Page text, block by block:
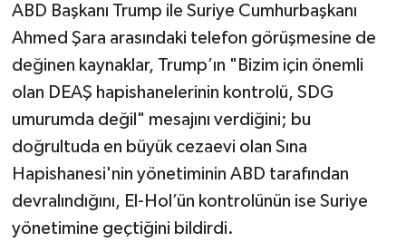
ABD Başkanı Trump ile Suriye Cumhurbaşkanı
Ahmed Şara arasındaki telefon görüşmesine de
değinen kaynaklar, Trump’ın "Bizim için önemli
olan DEAŞ hapishanelerinin kontrolü, SDG
umurumda değil" mesajını verdiğini; bu
doğrultuda en büyük cezaevi olan Sına
Hapishanesi'nin yönetiminin ABD tarafından
devralındığını, El-Hol’ün kontrolünün ise Suriye
yönetimine geçtiğini bildirdi.